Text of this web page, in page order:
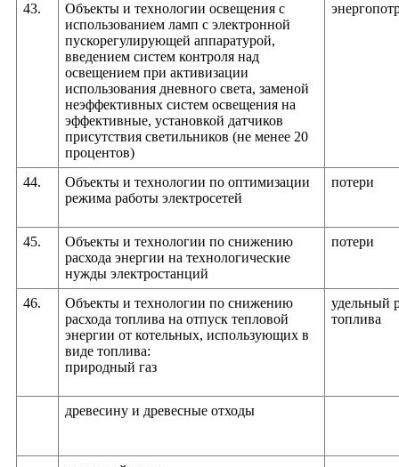
43.
Объекты и технологии освещения с
использованием ламп с электронной
пускорегулирующей аппаратурой,
введением систем контроля над
освещением при активизации
использования дневного света, заменой
неэффективных систем освещения на
эффективные, установкой датчиков
присутствия светильников (не менее 20
процентов)
44.
Объекты и технологии по оптимизации
режима работы электросетей
потери
45.
Объекты и технологии по снижению
расхода энергии на технологические
нужды электростанций
потери
46.
Объекты и технологии по снижению
расхода топлива на отпуск тепловой
энергии от котельных, использующих в
виде топлива:
природный газ
удельный
топлива
древесину и древесные отходы